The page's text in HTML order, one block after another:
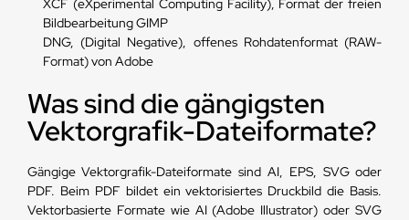
XCF (eXperimental Computing Facility), Format der freien
Bildbearbeitung GIMP
DNG, (Digital Negative), offenes Rohdatenformat (RAW-
Format) von Adobe
Was sind die gängigsten
Vektorgrafik-Dateiformate?
Gängige Vektorgrafik-Dateiformate sind AI, EPS, SVG oder
PDF. Beim PDF bildet ein vektorisiertes Druckbild die Basis.
Vektorbasierte Formate wie AI (Adobe Illustrator) oder SVG